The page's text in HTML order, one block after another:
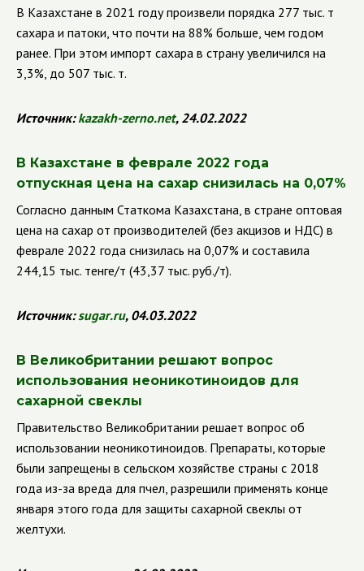
В Казахстане в 2021 году произвели порядка 277 тыс. т
сахара и патоки, что почти на 88% больше, чем годом
ранее. При этом импорт сахара в страну увеличился на
3,3%, до 507 тыс. т.
Источник:kazakh-zerno.net, 24.02.2022
В Казахстане в феврале 2022 года
отпускная цена на сахар снизилась на 0,07%
Согласно данным Статкома Казахстана, в стране оптовая
цена на сахар от производителей (без акцизов и НДС) в
феврале 2022 года снизилась на 0,07% и составила
244,15 тыс. тенге/т (43,37 тыс. руб./т).
Источник:sugar.ru, 04.03.2022
В Великобритании решают вопрос
использования неоникотиноидов для
сахарной свеклы
Правительство Великобритании решает вопрос об
использовании неоникотиноидов. Препараты, которые
были запрещены в сельском хозяйстве страны с 2018
года из-за вреда для пчел, разрешили применять конце
января этого года для защиты сахарной свеклы от
желтухи.